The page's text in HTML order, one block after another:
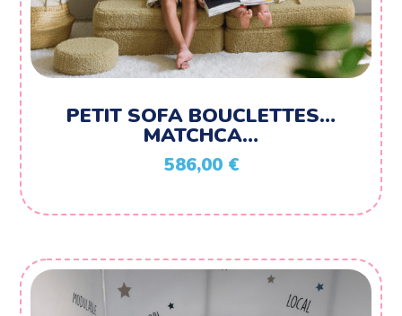
PETIT SOFA BOUCLETTES…
MATCHCA…
586,00 €